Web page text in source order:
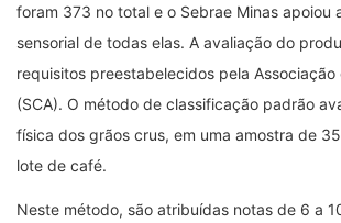
foram 373 no total e o Sebrae Minas apoiou
sensorial de todas elas. A avaliação do
requisitos preestabelecidos pela Associação
(SCA). O método de classificação padrão
física dos grãos crus, em uma amostra de
lote de café.
Neste método, são atribuídas notas de 6 a